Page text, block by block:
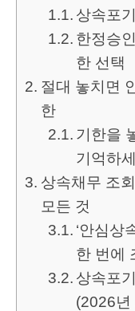
상속포
한정승
한 선택
절대 놓치면
한
기한을
기억하
상속채무 조
모든 것
‘안심상
한 번에
상속포
(2026년